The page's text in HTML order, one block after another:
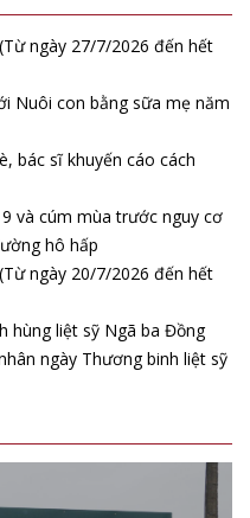
ngày 27/7/2026 đến hết
Nuôi con bằng sữa mẹ năm
bác sĩ khuyến cáo cách
và cúm mùa trước nguy cơ
hô hấp
ngày 20/7/2026 đến hết
hùng liệt sỹ Ngã ba Đồng
ngày Thương binh liệt sỹ